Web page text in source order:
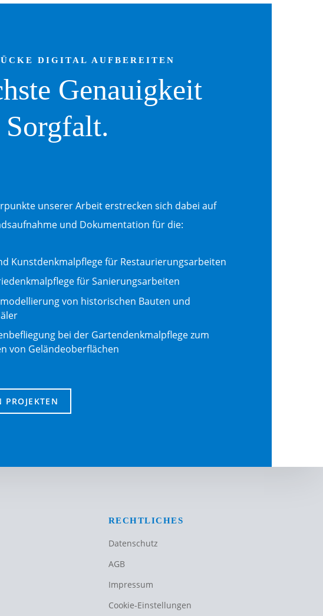
DIGITAL AUFBEREITEN
Genauigkeit
unserer Arbeit erstrecken sich dabei auf
und Dokumentation für die:
Kunstdenkmalpflege für Restaurierungsarbeiten
für Sanierungsarbeiten
von historischen Bauten und
bei der Gartendenkmalpflege zum
von Geländeoberflächen
PROJEKTEN
RECHTLICHES
Datenschutz
AGB
Impressum
Cookie-Einstellungen